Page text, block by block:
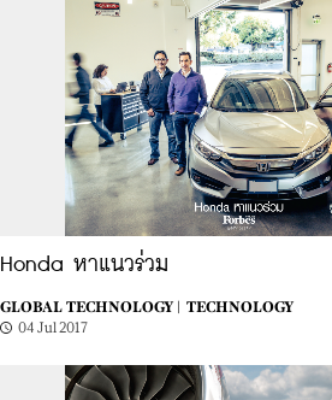
Honda หาแนวร่วม
GLOBAL TECHNOLOGY |
TECHNOLOGY
04 Jul 2017